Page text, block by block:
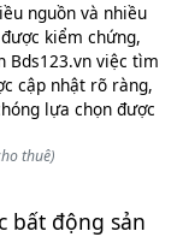
nguồn và nhiều
kiểm chứng,
Bds123.vn việc tìm
cập nhật rõ ràng,
lựa chọn được
thuê)
bất động sản